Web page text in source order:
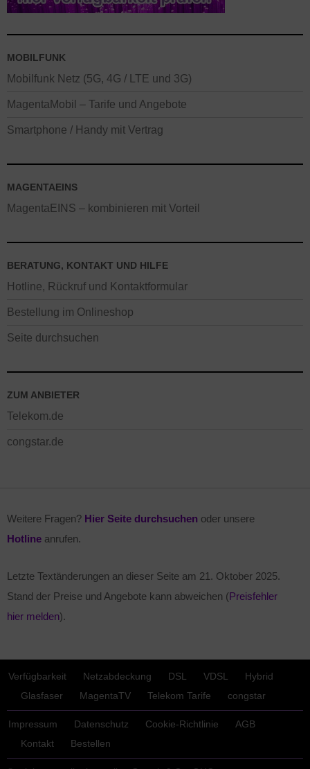
MOBILFUNK
Mobilfunk Netz (5G, 4G / LTE und 3G)
MagentaMobil – Tarife und Angebote
Smartphone / Handy mit Vertrag
MAGENTAEINS
MagentaEINS – kombinieren mit Vorteil
BERATUNG, KONTAKT UND HILFE
Hotline, Rückruf und Kontaktformular
Bestellung im Onlineshop
Seite durchsuchen
ZUM ANBIETER
Telekom.de
congstar.de
Weitere Fragen? Hier Seite durchsuchen oder unsere
Hotline anrufen.
Letzte Textänderungen an dieser Seite am 21. Oktober 2025.
Stand der Preise und Angebote kann abweichen (Preisfehler
hier melden).
Verfügbarkeit Netzabdeckung DSL VDSL
Hybrid
Glasfaser
MagentaTV Telekom Tarife congstar
Impressum Datenschutz Cookie-Richtlinie
AGB
Kontakt
Bestellen